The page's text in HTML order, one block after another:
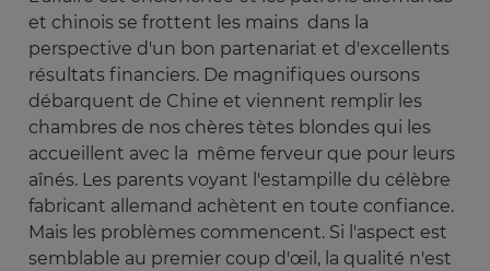
et chinois se frottent les mains dans la
perspective d'un bon partenariat et d'excellents
résultats financiers. De magnifiques oursons
débarquent de Chine et viennent remplir les
chambres de nos chères tètes blondes qui les
accueillent avec la même ferveur que pour leurs
aînés. Les parents voyant l'estampille du célèbre
fabricant allemand achètent en toute confiance.
Mais les problèmes commencent. Si l'aspect est
semblable au premier coup d'œil, la qualité n'est